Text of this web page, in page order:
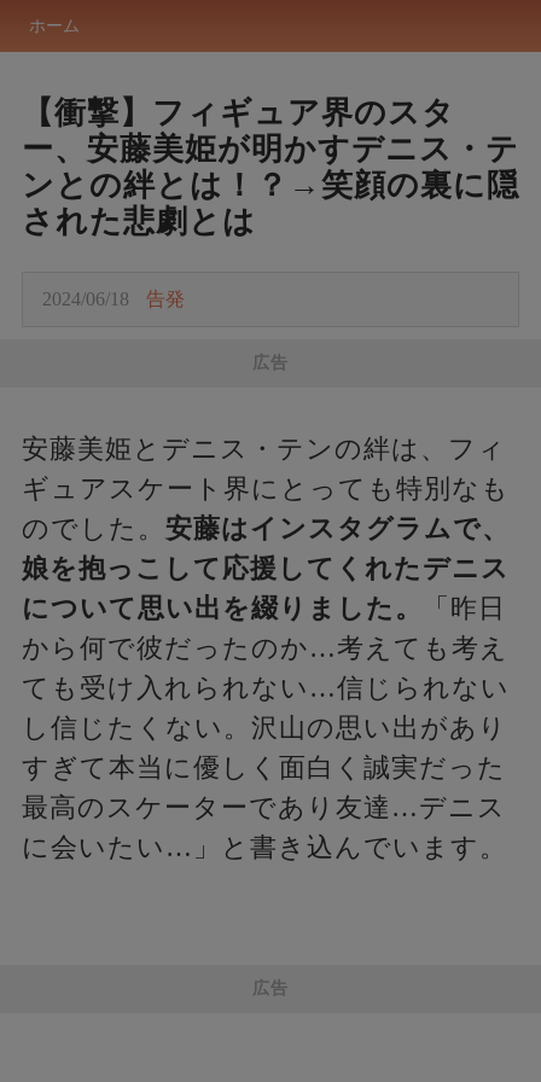
ホーム
【衝撃】フィギュア界のスタ
ー、安藤美姫が明かすデニス・テ
ンとの絆とは！？→笑顔の裏に隠
された悲劇とは
2024/06/18 告発
広告
安藤美姫とデニス・テンの絆は、フィ
ギュアスケート界にとっても特別なも
のでした。 安藤はインスタグラムで、
娘を抱っこして応援してくれたデニス
について思い出を綴りました。
「昨日
から何で彼だったのか…考えても考え
ても受け入れられない…信じられない
し信じたくない。沢山の思い出があり
すぎて本当に優しく面白く誠実だった
最高のスケーターであり友達…デニス
に会いたい…」と書き込んでいます。
広告